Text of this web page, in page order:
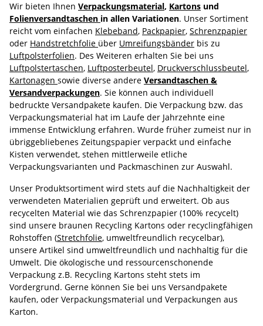
Wir bieten Ihnen Verpackungsmaterial, Kartons und
Folienversandtaschen in allen Variationen. Unser Sortiment
reicht vom einfachen Klebeband, Packpapier, Schrenzpapier
oder Handstretchfolie über Umreifungsbänder bis zu
Luftpolsterfolien. Des Weiteren erhalten Sie bei uns
Luftpolstertaschen, Luftposterbeutel, Druckverschlussbeutel,
Kartonagen sowie diverse andere Versandtaschen &
Versandverpackungen. Sie können auch individuell
bedruckte Versandpakete kaufen. Die Verpackung bzw. das
Verpackungsmaterial hat im Laufe der Jahrzehnte eine
immense Entwicklung erfahren. Wurde früher zumeist nur in
übriggebliebenes Zeitungspapier verpackt und einfache
Kisten verwendet, stehen mittlerweile etliche
Verpackungsvarianten und Packmaschinen zur Auswahl.
Unser Produktsortiment wird stets auf die Nachhaltigkeit der
verwendeten Materialien geprüft und erweitert. Ob aus
recycelten Material wie das Schrenzpapier (100% recycelt)
sind unsere braunen Recycling Kartons oder recyclingfähigen
Rohstoffen (Stretchfolie, umweltfreundlich recycelbar),
unsere Artikel sind umweltfreundlich und nachhaltig für die
Umwelt. Die ökologische und ressourcenschonende
Verpackung z.B. Recycling Kartons steht stets im
Vordergrund. Gerne können Sie bei uns Versandpakete
kaufen, oder Verpackungsmaterial und Verpackungen aus
Karton.